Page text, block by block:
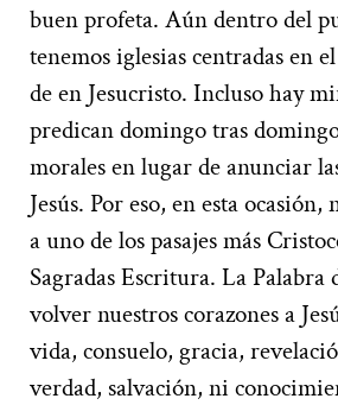
buen profeta. Aún dentro del
tenemos iglesias centradas en
de en Jesucristo. Incluso hay
predican domingo tras
morales en lugar de anunciar
Jesús. Por eso, en esta ocasión,
a uno de los pasajes más
Sagradas Escritura. La Palabra
volver nuestros corazones a
vida, consuelo, gracia,
verdad, salvación, ni